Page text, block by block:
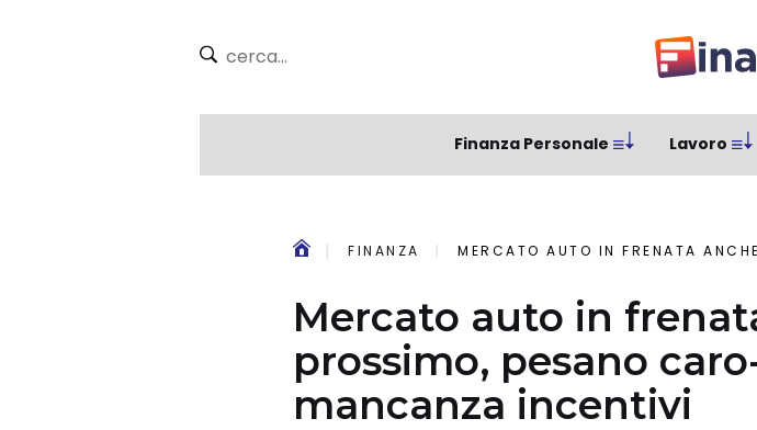
Finanza Personale Lavoro
FINANZA MERCATO AUTO IN FRENATA ANCHE
Mercato auto in
prossimo, pesano
mancanza incentivi